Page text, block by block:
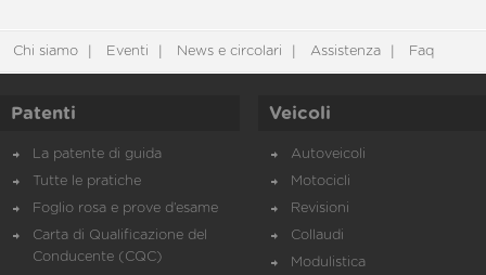
Chi siamo Eventi News e circolari Assistenza Faq
Patenti
La patente di guida
Tutte le pratiche
Foglio rosa e prove d’esame
Carta di Qualificazione del
Conducente (CQC)
Veicoli
Autoveicoli
Motocicli
Revisioni
Collaudi
Modulistica